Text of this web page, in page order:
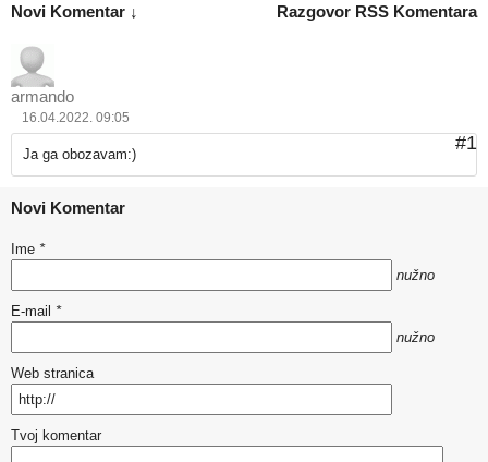
Razgovor RSS Komentara
Novi Komentar ↓
armando
16.04.2022. 09:05
#1
Ja ga obozavam:)
Novi Komentar
Ime *
nužno
E-mail *
nužno
Web stranica
Tvoj komentar